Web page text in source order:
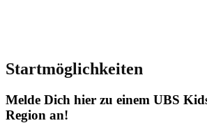
Startmöglichkeiten
Melde Dich hier zu einem UBS
Region an!